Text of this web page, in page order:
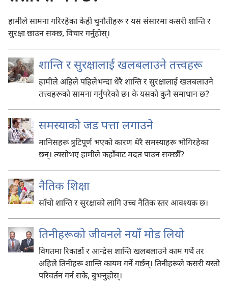
हामीले सामना गरिरहेका केही चुनौतीहरू र यस संसारमा कसरी शान्ति र
सुरक्षा छाउन सक्छ, विचार गर्नुहोस्‌।
शान्ति र सुरक्षालाई खलबलाउने तत्त्वहरू
हामीले अहिले पहिलेभन्दा धेरै शान्ति र सुरक्षालाई खलबलाउने
तत्त्वहरूको सामना गर्नुपरेको छ। के यसको कुनै समाधान छ?
समस्याको जड पत्ता लगाउने
मानिसहरू त्रुटिपूर्ण भएको कारण धेरै समस्याहरू भोगिरहेका
छन्‌। त्यसोभए हामीले कहाँबाट मदत पाउन सक्छौँ?
नैतिक शिक्षा
साँचो शान्ति र सुरक्षाको लागि उच्च नैतिक स्तर आवश्‍यक छ।
तिनीहरूको जीवनले नयाँ मोड लियो
विगतमा रिकार्डो र आन्द्रेस शान्ति खलबलाउने काम गर्थे तर
अहिले तिनीहरू शान्ति कायम गर्ने गर्छन्‌। तिनीहरूले कसरी यस्तो
परिवर्तन गर्न सके, बुझ्नुहोस्‌।